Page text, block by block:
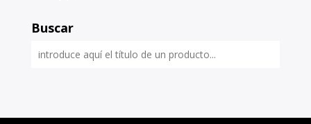
Buscar